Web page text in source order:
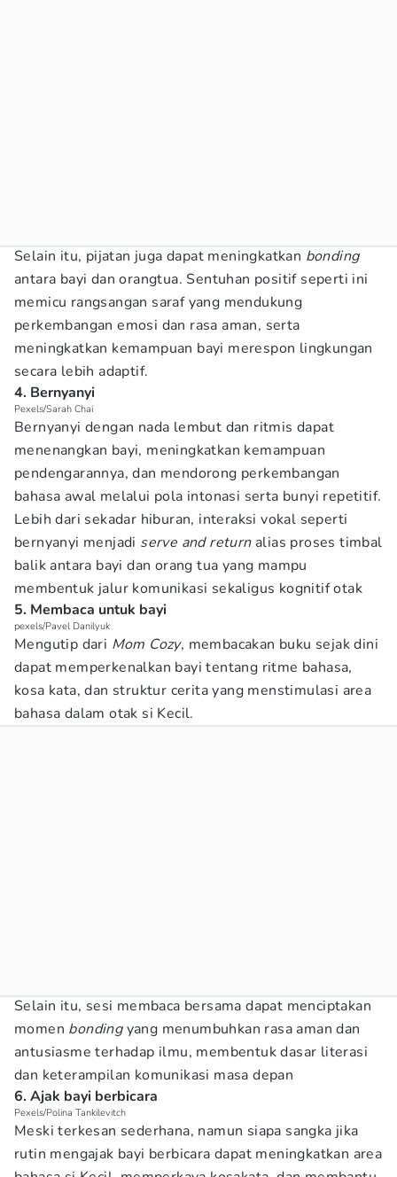
Selain itu, pijatan juga dapat meningkatkan bonding
antara bayi dan orangtua. Sentuhan positif seperti ini
memicu rangsangan saraf yang mendukung
perkembangan emosi dan rasa aman, serta
meningkatkan kemampuan bayi merespon lingkungan
secara lebih adaptif.
4. Bernyanyi
Pexels/Sarah Chai
Bernyanyi dengan nada lembut dan ritmis dapat
menenangkan bayi, meningkatkan kemampuan
pendengarannya, dan mendorong perkembangan
bahasa awal melalui pola intonasi serta bunyi repetitif.
Lebih dari sekadar hiburan, interaksi vokal seperti
bernyanyi menjadi serve and return alias proses timbal
balik antara bayi dan orang tua yang mampu
membentuk jalur komunikasi sekaligus kognitif otak
5. Membaca untuk bayi
pexels/Pavel Danilyuk
Mengutip dari Mom Cozy, membacakan buku sejak dini
dapat memperkenalkan bayi tentang ritme bahasa,
kosa kata, dan struktur cerita yang menstimulasi area
bahasa dalam otak si Kecil.
Selain itu, sesi membaca bersama dapat menciptakan
momen bondingyang menumbuhkan rasa aman dan
antusiasme terhadap ilmu, membentuk dasar literasi
dan keterampilan komunikasi masa depan
6. Ajak bayi berbicara
Pexels/Polina Tankilevitch
Meski terkesan sederhana, namun siapa sangka jika
rutin mengajak bayi berbicara dapat meningkatkan area